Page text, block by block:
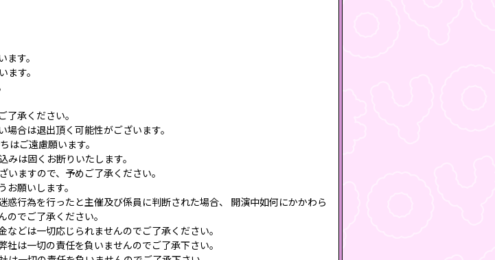
す。
す。
承ください。
場合は退出頂く可能性がございます。
はご遠慮願います。
みは固くお断りいたします。
ますので、予めご了承ください。
お願いします。
惑行為を行ったと主催及び係員に判断された場合、 開演中如何にかかわら
のでご了承ください。
どは一切応じられませんのでご了承ください。
社は一切の責任を負いませんのでご了承下さい。